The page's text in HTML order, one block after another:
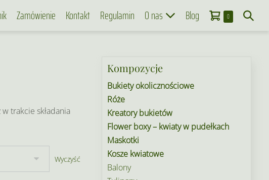
Zamówienie Kontakt Regulamin O nas Blog Koszyk
0Items
in
Search
trakcie składania
Wyczyść
Kompozycje
Bukiety okolicznościowe
Róże
Kreatory bukietów
Flower boxy – kwiaty w pudełkach
Maskotki
Kosze kwiatowe
Balony